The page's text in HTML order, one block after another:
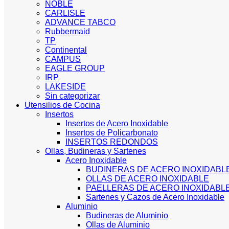
NOBLE
CARLISLE
ADVANCE TABCO
Rubbermaid
TP
Continental
CAMPUS
EAGLE GROUP
IRP
LAKESIDE
Sin categorizar
Utensilios de Cocina
Insertos
Insertos de Acero Inoxidable
Insertos de Policarbonato
INSERTOS REDONDOS
Ollas, Budineras y Sartenes
Acero Inoxidable
BUDINERAS DE ACERO
OLLAS DE ACERO INOXIDABLE
PAELLERAS DE ACERO
Sartenes y Cazos de Acero Inoxidable
Aluminio
Budineras de Aluminio
Ollas de Aluminio